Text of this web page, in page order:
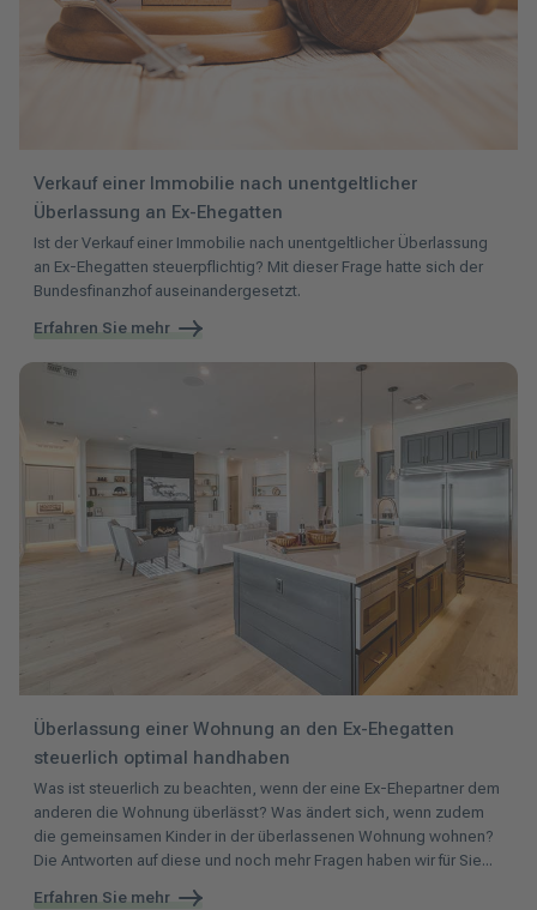
Verkauf einer Immobilie nach unentgeltlicher
Überlassung an Ex-Ehegatten
Ist der Verkauf einer Immobilie nach unentgeltlicher Überlassung
an Ex-Ehegatten steuerpflichtig? Mit dieser Frage hatte sich der
Bundesfinanzhof auseinandergesetzt.
Erfahren Sie mehr
Überlassung einer Wohnung an den Ex-Ehegatten
steuerlich optimal handhaben
Was ist steuerlich zu beachten, wenn der eine Ex-Ehepartner dem
anderen die Wohnung überlässt? Was ändert sich, wenn zudem
die gemeinsamen Kinder in der überlassenen Wohnung wohnen?
Die Antworten auf diese und noch mehr Fragen haben wir für Sie...
Erfahren Sie mehr